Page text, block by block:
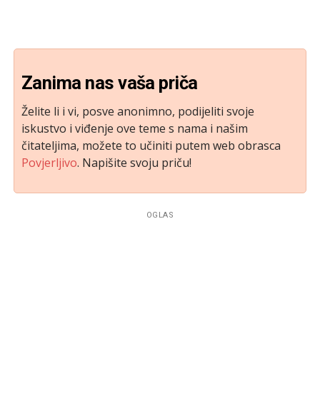
Zanima nas vaša priča
Želite li i vi, posve anonimno, podijeliti svoje
iskustvo i viđenje ove teme s nama i našim
čitateljima, možete to učiniti putem web obrasca
Povjerljivo. Napišite svoju priču!
OGLAS